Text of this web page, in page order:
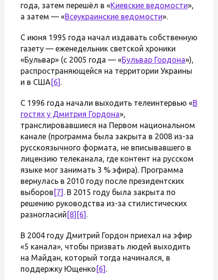
года, затем перешёл в «Киевские ведомости»,
а затем — «Всеукраинские ведомости».
С июня 1995 года начал издавать собственную
газету — еженедельник светской хроники
«Бульвар» (с 2005 года — «Бульвар Гордона»),
распространяющейся на территории Украины
и в США [6] .
С 1996 года начали выходить телеинтервью «В
гостях у Дмитрия Гордона»,
транслировавшиеся на Первом национальном
канале (программа была закрыта в 2008 из-за
русскоязычного формата, не вписывавшего в
лицензию телеканала, где контент на русском
языке мог занимать 3 % эфира). Программа
вернулась в 2010 году после президентских
выборов [7] . В 2015 году была закрыта по
решению руководства из-за стилистических
разногласий [8] [6] .
В 2004 году Дмитрий Гордон приехал на эфир
«5 канала», чтобы призвать людей выходить
на Майдан, который тогда начинался, в
поддержку Ющенко [6] .